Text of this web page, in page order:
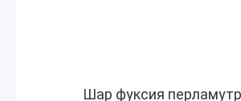
Шар фуксия